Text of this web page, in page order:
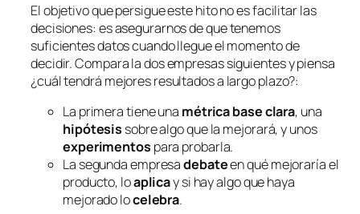
El objetivo que persigue este hito no es facilitar las
decisiones: es asegurarnos de que tenemos
suficientes datos cuando llegue el momento de
decidir. Compara la dos empresas siguientes y piensa
¿cuál tendrá mejores resultados a largo plazo?:
La primera tiene una métrica base clara, una
hipótesis sobre algo que la mejorará, y unos
experimentos para probarla.
La segunda empresadebateen qué mejoraría el
producto, loaplicay si hay algo que haya
mejorado locelebra.